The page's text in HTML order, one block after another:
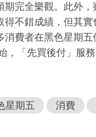
期完全樂觀。此外
得不錯成績，但其實
消費者在黑色星期
，「先買後付」服
星期五 消費